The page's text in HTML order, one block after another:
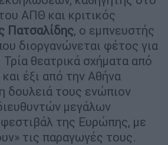
ΑΠΘ και κριτικός
Πατσαλίδης, ο εμπνευστής
διοργανώνεται φέτος για
θεατρικά σχήματα από
έξι από την Αθήνα
δουλειά τους ενώπιον
μεγάλων
της Ευρώπης, με
τις παραγωγές τους.